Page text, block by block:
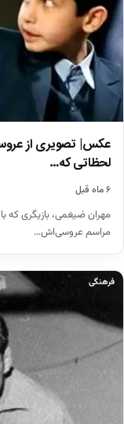
عکس| تصویری از
لحظاتی که…
۶ ماه قبل
مهران ضیغمی، بازیگری که
مراسم عروسی‌اش…
فرهنگی